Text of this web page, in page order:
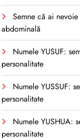
Semne că ai
abdominală
Numele YUSUF:
personalitate
Numele YUSSUF:
personalitate
Numele YUSHUA:
personalitate